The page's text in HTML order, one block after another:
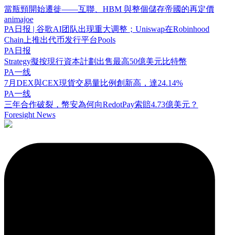
當瓶頸開始遷徙——互聯、HBM 與整個儲存帝國的再定價
animajoe
PA日报 | 谷歌AI团队出现重大调整；Uniswap在Robinhood
Chain上推出代币发行平台Pools
PA日报
Strategy擬按現行資本計劃出售最高50億美元比特幣
PA一线
7月DEX與CEX現貨交易量比例創新高，達24.14%
PA一线
三年合作破裂，幣安為何向RedotPay索賠4.73億美元？
Foresight News